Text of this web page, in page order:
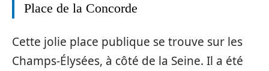
Place de la Concorde
Cette jolie place publique se trouve sur les
Champs-Élysées, à côté de la Seine. Il a été